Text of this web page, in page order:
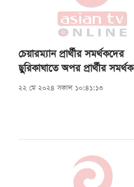
চেয়ারম্যান প্রার্থীর সমর্থকদের
ছুরিকাঘাতে অপর প্রার্থীর সমর্থক
নিহত
২২ মে ২০২৪ সকাল ১০:৪১:১৩